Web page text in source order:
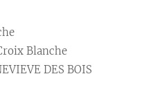
Blanche
DES BOIS